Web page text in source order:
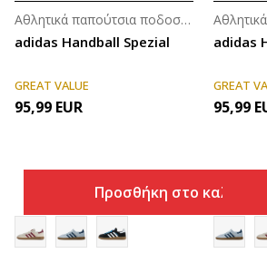
adidas Handball Spezial
Αθλητικά παπούτσια ποδοσφαίρου για άνδρες
GREAT VALUE
95,99 EUR
Προσθήκη στο καλάθι
adidas
GREAT
95,99